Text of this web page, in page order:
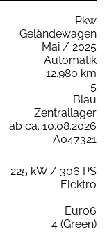
Pkw
Geländewagen
Mai / 2025
Automatik
12.980 km
5
Blau
Zentrallager
ab ca. 10.08.2026
A047321
225 kW / 306 PS
Elektro
Euro6
4 (Green)